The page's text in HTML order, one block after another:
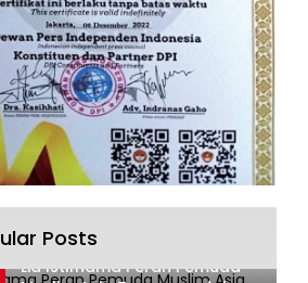
Posts
Lia Istifhama Peran Pemuda